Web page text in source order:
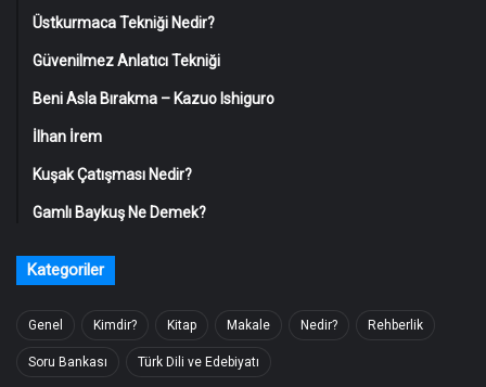
Üstkurmaca Tekniği Nedir?
Güvenilmez Anlatıcı Tekniği
Beni Asla Bırakma – Kazuo Ishiguro
İlhan İrem
Kuşak Çatışması Nedir?
Gamlı Baykuş Ne Demek?
Kategoriler
Genel Kimdir? Kitap Makale Nedir? Rehberlik
Soru Bankası Türk Dili ve Edebiyatı